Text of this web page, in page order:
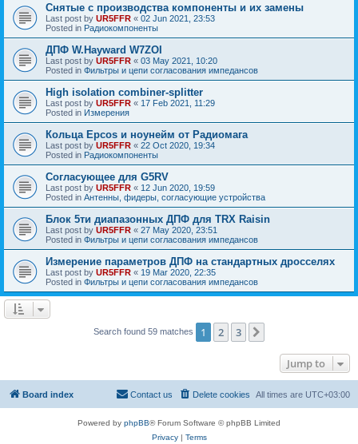
Снятые с производства компоненты и их замены
Last post by UR5FFR « 02 Jun 2021, 23:53
Posted in Радиокомпоненты
ДПФ W.Hayward W7ZOI
Last post by UR5FFR « 03 May 2021, 10:20
Posted in Фильтры и цепи согласования импедансов
High isolation combiner-splitter
Last post by UR5FFR « 17 Feb 2021, 11:29
Posted in Измерения
Кольца Epcos и ноунейм от Радиомага
Last post by UR5FFR « 22 Oct 2020, 19:34
Posted in Радиокомпоненты
Согласующее для G5RV
Last post by UR5FFR « 12 Jun 2020, 19:59
Posted in Антенны, фидеры, согласующие устройства
Блок 5ти диапазонных ДПФ для TRX Raisin
Last post by UR5FFR « 27 May 2020, 23:51
Posted in Фильтры и цепи согласования импедансов
Измерение параметров ДПФ на стандартных дросселях
Last post by UR5FFR « 19 Mar 2020, 22:35
Posted in Фильтры и цепи согласования импедансов
Search found 59 matches 1 2 3
Jump to
Board index All times are UTC+03:00
Delete cookies
Contact us
Powered by phpBB® Forum Software © phpBB Limited
Privacy| Terms